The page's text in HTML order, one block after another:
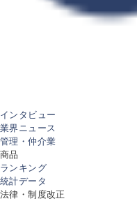
インタビュー
業界ニュース
管理・仲介業
商品
ランキング
統計データ
法律・制度改正